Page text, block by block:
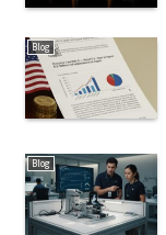
Blog
Blog